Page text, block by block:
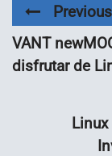
VANT
disfrutar de